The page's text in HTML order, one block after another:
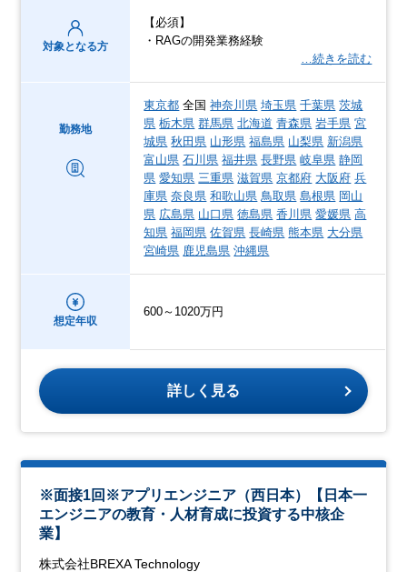
対象となる方
【必須】
・RAGの開発業務経験
…続きを読む
勤務地
東京都 全国神奈川県 埼玉県 千葉県 茨城
県 栃木県 群馬県 北海道 青森県 岩手県 宮
城県 秋田県 山形県 福島県 山梨県 新潟県
富山県 石川県 福井県 長野県 岐阜県 静岡
県 愛知県 三重県 滋賀県 京都府 大阪府 兵
庫県 奈良県 和歌山県 鳥取県 島根県 岡山
県 広島県 山口県 徳島県 香川県 愛媛県 高
知県 福岡県 佐賀県 長崎県 熊本県 大分県
宮崎県 鹿児島県 沖縄県
想定年収
600～1020万円
詳しく見る
※面接1回※アプリエンジニア（西日本）【日本一
エンジニアの教育・人材育成に投資する中核企
業】
株式会社BREXA Technology